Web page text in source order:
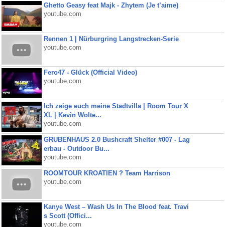
Ghetto Geasy feat Majk - Zhytem (Je t’aime)
youtube.com
Rennen 1 | Nürburgring Langstrecken-Serie
youtube.com
Fero47 - Glück (Official Video)
youtube.com
Ich zeige euch meine Stadtvilla | Room Tour X
XL | Kevin Wolte...
youtube.com
GRUBENHAUS 2.0 Bushcraft Shelter #007 - Lag
erbau - Outdoor Bu...
youtube.com
ROOMTOUR KROATIEN ? Team Harrison
youtube.com
Kanye West – Wash Us In The Blood feat. Travi
s Scott (Offici...
youtube.com